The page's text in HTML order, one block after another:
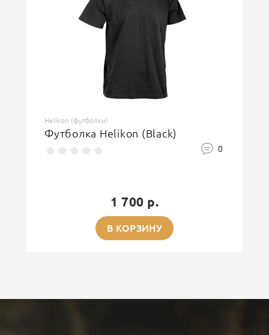
Helikon (футболки)
Футболка Helikon (Black)
0
1 700 р.
В КОРЗИНУ